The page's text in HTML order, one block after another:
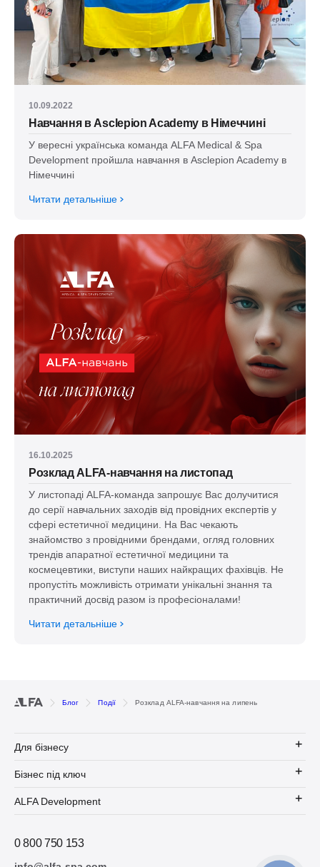
10.09.2022
Навчання в Asclepion Academy в Німеччині
У вересні українська команда ALFA Medical & Spa
Development пройшла навчання в Asclepion Academy в
Німеччині
Читати детальніше
16.10.2025
Розклад ALFA-навчання на листопад
У листопаді ALFA-команда запрошує Вас долучитися
до серії навчальних заходів від провідних експертів у
сфері естетичної медицини. На Вас чекають
знайомство з провідними брендами, огляд головних
трендів апаратної естетичної медицини та
космецевтики, виступи наших найкращих фахівців. Не
пропустіть можливість отримати унікальні знання та
практичний досвід разом із професіоналами!
Читати детальніше
Блог Події Розклад ALFA-навчання на липень
Для бізнесу
Бізнес під ключ
ALFA Development
0 800 750 153